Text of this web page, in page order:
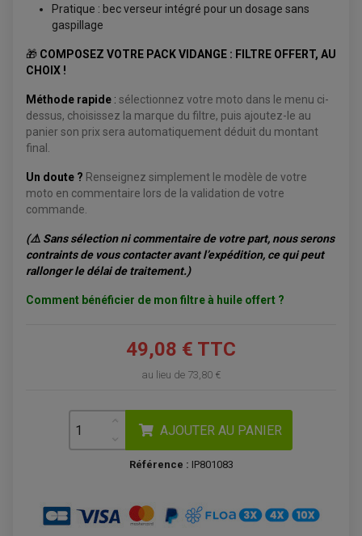
BAGAGERIE
ACCESSOIRE GPS, SMARTPHONE
SELLE CONFORT
SUPPORT TOP CASE
SUPPORT VALISE LATERAL
ÉCHAPPEMENT MOTO
SILENCIEUX / ÉCHAPPEMENT MOTO
ACCESSOIRE ÉCHAPPEMENT
ÉLECTRICITÉ
ACCESSOIRES ELECTRIQUE
BATTERIE
CLIGNOTANT MOTO
FEUX ADDITIONNELS
KIT RECONDITIONNEMENT DEMARREUR
POMPE A ESSENCE
ENTRETIEN MOTO
ATELIER, PADDOCK, STAND
ANTIPARASITE NGK
FILTRE ET ACCESSOIRE ESSENCE
OUTILLAGE
ÉCHAPEMENT SCOOTER
ÉCHAPPEMENT SCOOTER
ELECTRICITÉ
CLIGNOTANT TYPE ORIGINE
BATTERIE SCOOTER
ECLAIRAGE SCOOTER
DISQUE DE FREIN AVANT
ACCESSOIRE + VISSERIE FREINAGE
PLAQUETTE DE FREIN ARRIERE
MAÎTRE CYLINDRE
BAGAGERIE / TREUIL / ATTELAGE
TREUIL ET ATTELAGE QUAD-SSV
ÉCHAPPEMENT QUAD
ÉCHAPPEMENT QUAD
BOUGIE QUAD
FILTRE A AIR BMC QUAD
FILTRE A AIR QUAD
FILTRE A HUILE QUAD
ACCESSOIRES ÉLECTRIQUE ENDURO
PLAQUE PHARE
CONDENSATEUR
BOBINE D'ALLUMAGE
COUPE-CONTACT
KIT CHAÎNE
GUIDE CHAÎNE
PATIN DE BRAS OSCILLANT
PIÈCE MOTEUR
KIT RÉPARATION CARBU
KIT RÉPARATION POMPE A EAU
DURITE RADIATEUR
Pratique : bec verseur intégré pour un dosage sans
gaspillage
🎁 COMPOSEZ VOTRE PACK VIDANGE : FILTRE OFFERT, AU
CHOIX !
Méthode rapide : sélectionnez votre moto dans le menu ci-
dessus, choisissez la marque du filtre, puis ajoutez-le au
panier son prix sera automatiquement déduit du montant
final.
Un doute ? Renseignez simplement le modèle de votre
moto en commentaire lors de la validation de votre
commande.
(⚠️ Sans sélection ni commentaire de votre part, nous serons
contraints de vous contacter avant l’expédition, ce qui peut
rallonger le délai de traitement.)
Comment bénéficier de mon filtre à huile offert ?
49,08 € TTC
au lieu de 73,80 €
AJOUTER AU PANIER
Référence : IP801083